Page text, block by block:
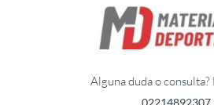
Alguna duda o consulta?
02214892307